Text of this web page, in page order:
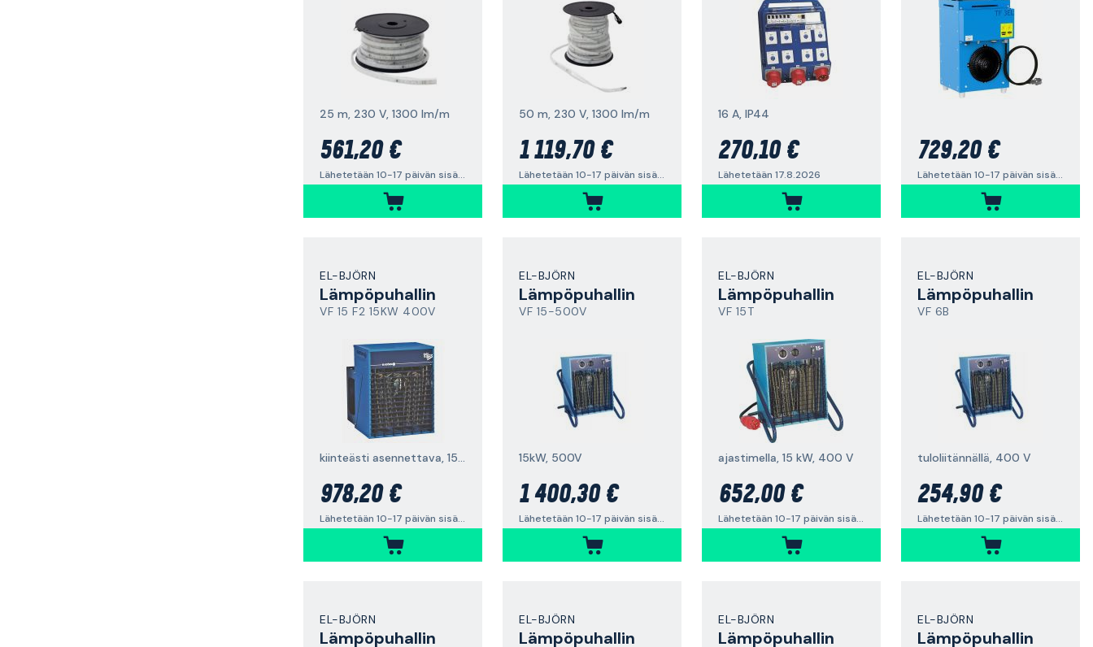
25 m, 230 V, 1300 lm/m
561,20 €
Lähetetään 10-17 päivän sisällä
50 m, 230 V, 1300 lm/m
1 119,70 €
Lähetetään 10-17 päivän sisällä
16 A, IP44
270,10 €
Lähetetään 17.8.2026
729,20 €
Lähetetään 10-17 päivän sisällä
EL-BJÖRN
Lämpöpuhallin
VF 15 F2 15KW 400V
kiinteästi asennettava, 15kW
978,20 €
Lähetetään 10-17 päivän sisällä
EL-BJÖRN
Lämpöpuhallin
VF 15-500V
15kW, 500V
1 400,30 €
Lähetetään 10-17 päivän sisällä
EL-BJÖRN
Lämpöpuhallin
VF 15T
ajastimella, 15 kW, 400 V
652,00 €
Lähetetään 10-17 päivän sisällä
EL-BJÖRN
Lämpöpuhallin
VF 6B
tuloliitännällä, 400 V
254,90 €
Lähetetään 10-17 päivän sisällä
EL-BJÖRN
Lämpöpuhallin
EL-BJÖRN
Lämpöpuhallin
EL-BJÖRN
Lämpöpuhallin
EL-BJÖRN
Lämpöpuhallin